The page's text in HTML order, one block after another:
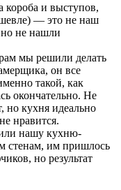
короба и выступов,
— это не наш
не нашли
мы решили делать
он все
такой, как
окончательно. Не
но кухня идеально
нравится.
нашу кухню-
стенам, им пришлось
но результат